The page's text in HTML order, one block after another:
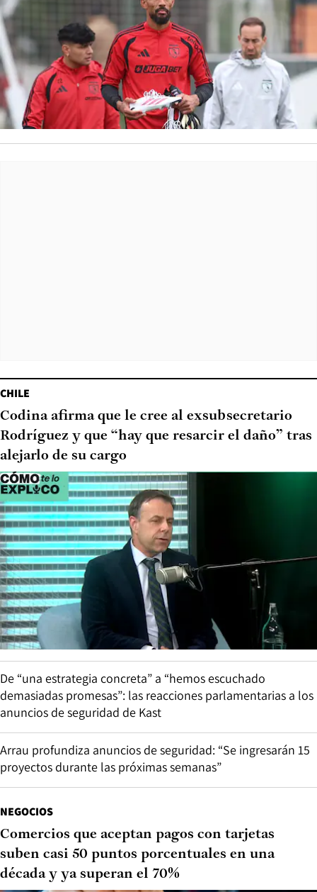
CHILE
Codina afirma que le cree al exsubsecretario
Rodríguez y que “hay que resarcir el daño” tras
alejarlo de su cargo
De “una estrategia concreta” a “hemos escuchado
demasiadas promesas”: las reacciones parlamentarias a los
anuncios de seguridad de Kast
Arrau profundiza anuncios de seguridad: “Se ingresarán 15
proyectos durante las próximas semanas”
NEGOCIOS
Comercios que aceptan pagos con tarjetas
suben casi 50 puntos porcentuales en una
década y ya superan el 70%